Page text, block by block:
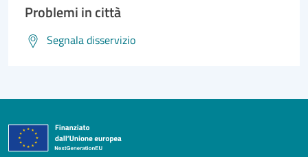
Problemi in città
Segnala disservizio